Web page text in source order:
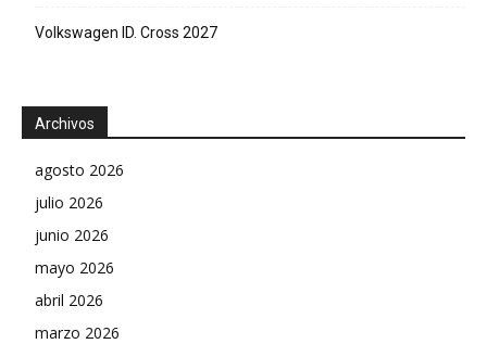
Volkswagen ID. Cross 2027
Archivos
agosto 2026
julio 2026
junio 2026
mayo 2026
abril 2026
marzo 2026